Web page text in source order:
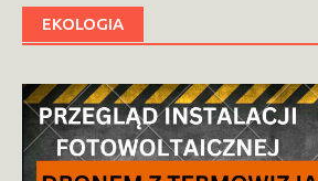
EKOLOGIA